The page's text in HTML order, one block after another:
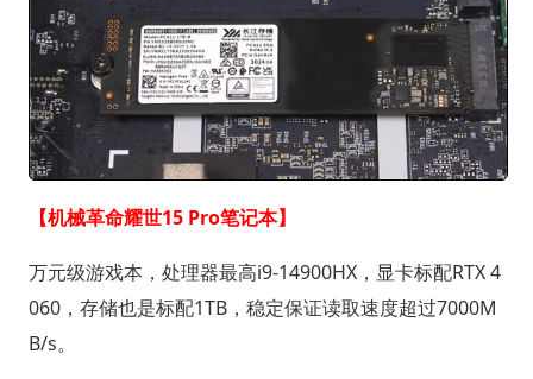
【机械革命耀世15 Pro笔记本】
万元级游戏本，处理器最高i9-14900HX，显卡标配RTX 4
060，存储也是标配1TB，稳定保证读取速度超过7000M
B/s。